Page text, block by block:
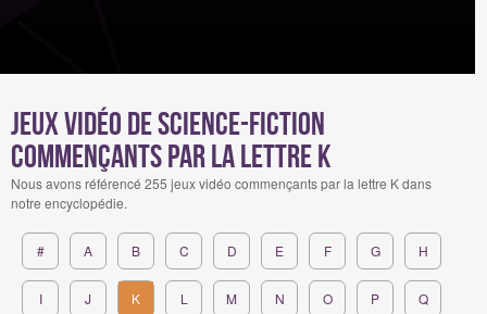
Jeux Vidéo de science-fiction
commençants par la lettre K
Nous avons référencé 255 jeux vidéo commençants par la lettre K dans
notre encyclopédie.
# A B C D E F G H
I J K L M N O P Q